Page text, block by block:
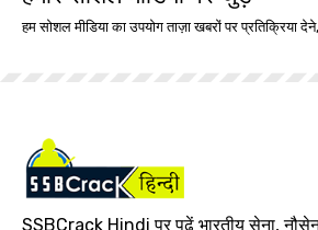
हम सोशल मीडिया का उपयोग ताज़ा खबरों पर
SSBCrack Hindi पर पढ़ें भारतीय सेना,